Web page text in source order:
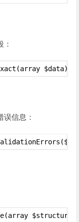
$data);
信息：